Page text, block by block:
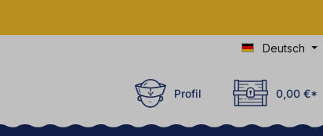
Deutsch
Profil 0,00 €*